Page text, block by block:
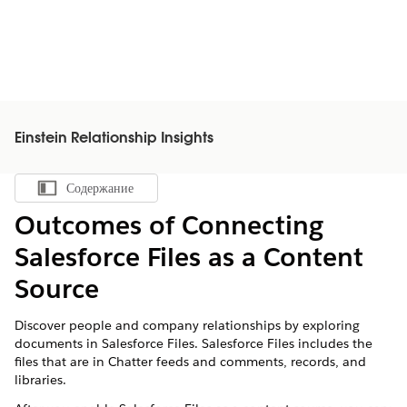
Einstein Relationship Insights
Показать содержание
Содержание
Outcomes of Connecting
Salesforce Files as a Content
Source
Discover people and company relationships by exploring
documents in Salesforce Files. Salesforce Files includes the
files that are in Chatter feeds and comments, records, and
libraries.